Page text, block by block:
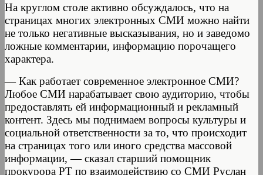
На круглом столе активно обсуждалось, что на
страницах многих электронных СМИ можно найти
не только негативные высказывания, но и заведомо
ложные комментарии, информацию порочащего
характера.
— Как работает современное электронное СМИ?
Любое СМИ нарабатывает свою аудиторию, чтобы
предоставлять ей информационный и рекламный
контент. Здесь мы поднимаем вопросы культуры и
социальной ответственности за то, что происходит
на страницах того или иного средства массовой
информации, — сказал старший помощник
прокурора РТ по взаимодействию со СМИ Руслан